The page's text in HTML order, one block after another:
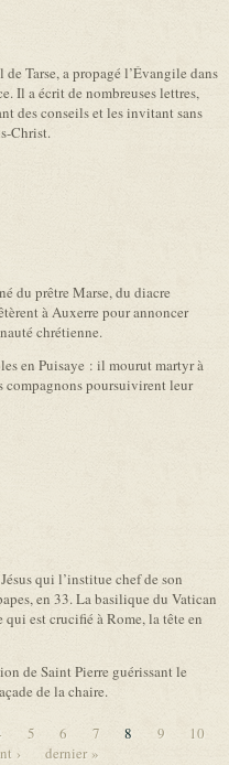
Tarse, a propagé l’Évangile dans
Il a écrit de nombreuses lettres,
des conseils et les invitant sans
Christ.
du prêtre Marse, du diacre
à Auxerre pour annoncer
chrétienne.
en Puisaye : il mourut martyr à
compagnons poursuivirent leur
qui l’institue chef de son
en 33. La basilique du Vatican
est crucifié à Rome, la tête en
de Saint Pierre guérissant le
de la chaire.
5 6 7 8 9
10
› dernier »